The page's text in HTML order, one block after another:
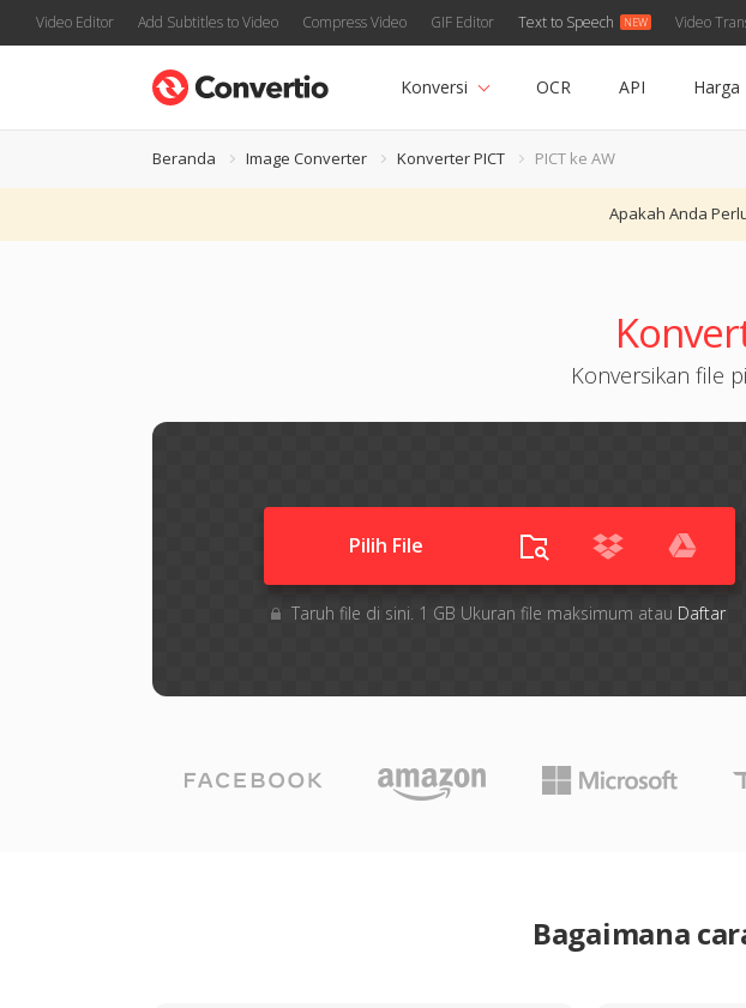
Video Editor Add Subtitles to Video Compress Video GIF Editor Text to Speech Video
Konversi OCR API Harga
Beranda Image Converter Konverter PICT PICT ke AW
Apakah Anda
Konversikan file
Pilih File
Taruh file di sini. 1 GB Ukuran file maksimum atau Daftar
Bagaimana